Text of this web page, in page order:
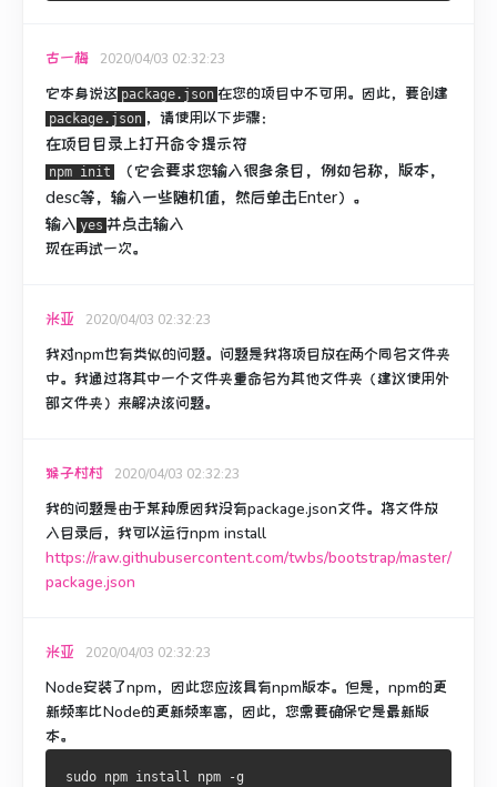
古一梅 2020/04/03 02:32:23
它本身说这 package.json 在您的项目中不可用。 因此，要创建
package.json ，请使用以下步骤：
在项目目录上打开命令提示符
npm init
（它会要求您输入很多条目，例如名称，版本，
desc等，输入一些随机值，然后单击Enter）。
输入 yes 并点击输入
现在再试一次。
米亚 2020/04/03 02:32:23
我对npm也有类似的问题。 问题是我将项目放在两个同名文件夹
中。 我通过将其中一个文件夹重命名为其他文件夹（建议使用外
部文件夹）来解决该问题。
猴子村村 2020/04/03 02:32:23
我的问题是由于某种原因我没有package.json文件。 将文件放
入目录后，我可以运行npm install
https://raw.githubusercontent.com/twbs/bootstrap/master/
package.json
米亚 2020/04/03 02:32:23
Node安装了npm，因此您应该具有npm版本。 但是，npm的更
新频率比Node的更新频率高，因此，您需要确保它是最新版
本。